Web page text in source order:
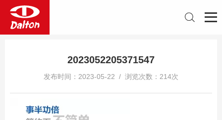
2023052205371547
发布时间：2023-05-22 / 浏览次数：214次